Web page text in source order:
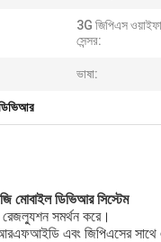
3G জিপিএস
সেন্সর:
ভাষা:
মোবাইল ডিভিআর সিস্টেম
সমর্থন করে।
এবং জিপিএসের সাথে